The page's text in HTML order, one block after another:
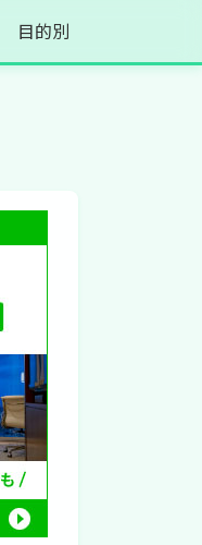
目的別